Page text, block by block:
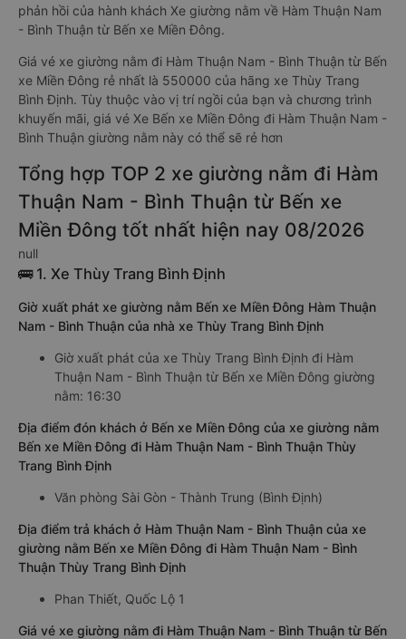
phản hồi của hành khách Xe giường nằm về Hàm Thuận Nam
- Bình Thuận từ Bến xe Miền Đông.
Giá vé xe giường nằm đi Hàm Thuận Nam - Bình Thuận từ Bến
xe Miền Đông rẻ nhất là 550000 của hãng xe Thùy Trang
Bình Định. Tùy thuộc vào vị trí ngồi của bạn và chương trình
khuyến mãi, giá vé Xe Bến xe Miền Đông đi Hàm Thuận Nam -
Bình Thuận giường nằm này có thể sẽ rẻ hơn
Tổng hợp TOP 2 xe giường nằm đi Hàm
Thuận Nam - Bình Thuận từ Bến xe
Miền Đông tốt nhất hiện nay 08/2026
null
🚌 1. Xe Thùy Trang Bình Định
Giờ xuất phát xe giường nằm Bến xe Miền Đông Hàm Thuận
Nam - Bình Thuận của nhà xe Thùy Trang Bình Định
Giờ xuất phát của xe Thùy Trang Bình Định đi Hàm
Thuận Nam - Bình Thuận từ Bến xe Miền Đông giường
nằm: 16:30
Địa điểm đón khách ở Bến xe Miền Đông của xe giường nằm
Bến xe Miền Đông đi Hàm Thuận Nam - Bình Thuận Thùy
Trang Bình Định
Văn phòng Sài Gòn - Thành Trung (Bình Định)
Địa điểm trả khách ở Hàm Thuận Nam - Bình Thuận của xe
giường nằm Bến xe Miền Đông đi Hàm Thuận Nam - Bình
Thuận Thùy Trang Bình Định
Phan Thiết, Quốc Lộ 1
Giá vé xe giường nằm đi Hàm Thuận Nam - Bình Thuận từ Bến